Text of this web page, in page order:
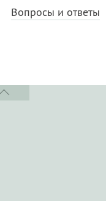
Вопросы и ответы